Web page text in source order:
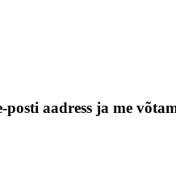
aadress ja me